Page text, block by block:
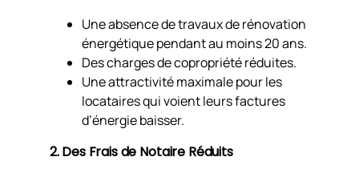
Une absence de travaux de rénovation
énergétique pendant au moins 20 ans.
Des charges de copropriété réduites.
Une attractivité maximale pour les
locataires qui voient leurs factures
d’énergie baisser.
2. Des Frais de Notaire Réduits